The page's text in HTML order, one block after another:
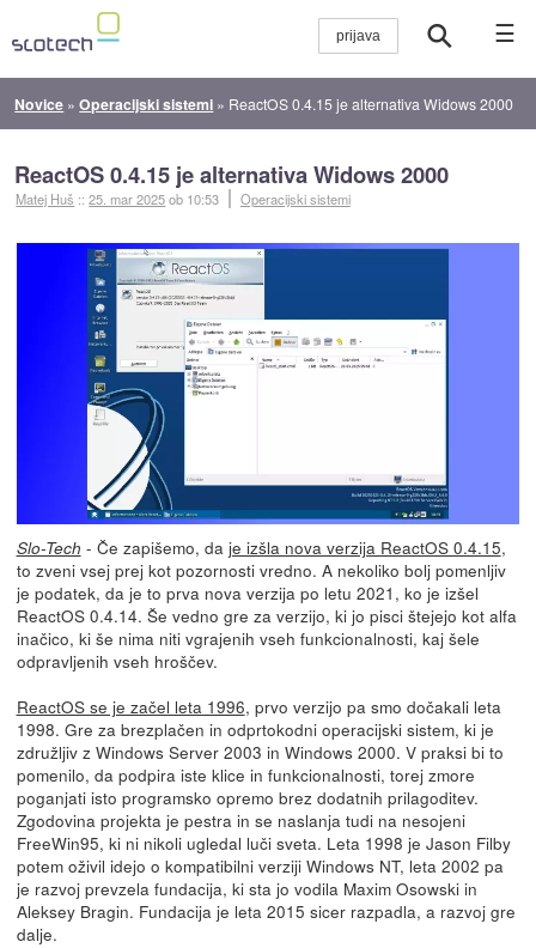
☰
Novice »Operacijski sistemi » ReactOS 0.4.15 je alternativa Widows 2000
ReactOS 0.4.15 je alternativa Widows 2000
Matej Huš ::25. mar 2025ob 10:53 Operacijski sistemi
Slo-Tech - Če zapišemo, da je izšla nova verzija ReactOS 0.4.15,
to zveni vsej prej kot pozornosti vredno. A nekoliko bolj pomenljiv
je podatek, da je to prva nova verzija po letu 2021, ko je izšel
ReactOS 0.4.14. Še vedno gre za verzijo, ki jo pisci štejejo kot alfa
inačico, ki še nima niti vgrajenih vseh funkcionalnosti, kaj šele
odpravljenih vseh hroščev.
ReactOS se je začel leta 1996, prvo verzijo pa smo dočakali leta
1998. Gre za brezplačen in odprtokodni operacijski sistem, ki je
združljiv z Windows Server 2003 in Windows 2000. V praksi bi to
pomenilo, da podpira iste klice in funkcionalnosti, torej zmore
poganjati isto programsko opremo brez dodatnih prilagoditev.
Zgodovina projekta je pestra in se naslanja tudi na nesojeni
FreeWin95, ki ni nikoli ugledal luči sveta. Leta 1998 je Jason Filby
potem oživil idejo o kompatibilni verziji Windows NT, leta 2002 pa
je razvoj prevzela fundacija, ki sta jo vodila Maxim Osowski in
Aleksey Bragin. Fundacija je leta 2015 sicer razpadla, a razvoj gre
dalje.